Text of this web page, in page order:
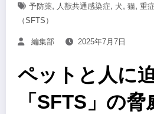
予防薬, 人獣共通感染症, 犬, 猫, 重
（SFTS）
編集部 2025年7月7日
ペットと人に
「SFTS」の脅